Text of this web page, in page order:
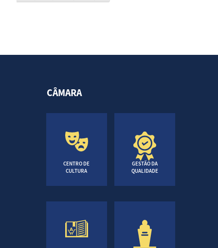
CÂMARA
CENTRO DE
CULTURA
GESTÃO DA
QUALIDADE